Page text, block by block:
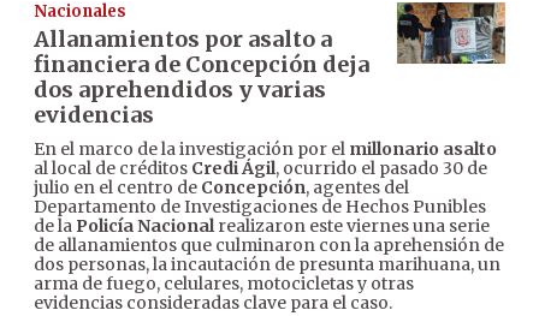
Nacionales
Allanamientos por asalto a
financiera de Concepción deja
dos aprehendidos y varias
evidencias
En el marco de la investigación por el millonario asalto
al local de créditos Credi Ágil, ocurrido el pasado 30 de
julio en el centro de Concepción, agentes del
Departamento de Investigaciones de Hechos Punibles
de la Policía Nacionalrealizaron este viernes una serie
de allanamientos que culminaron con la aprehensión de
dos personas, la incautación de presunta marihuana, un
arma de fuego, celulares, motocicletas y otras
evidencias consideradas clave para el caso.